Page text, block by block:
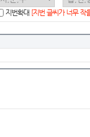
지번확대 [지번 글씨가 너무 작